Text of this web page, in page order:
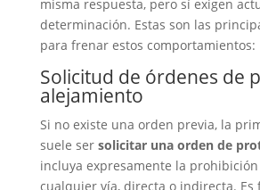
misma respuesta, pero sí exigen
determinación. Estas son las
para frenar estos comportamientos:
Solicitud de órdenes de
alejamiento
Si no existe una orden previa, la
suele ser solicitar una orden de
incluya expresamente la
cualquier vía, directa o indirecta. Es